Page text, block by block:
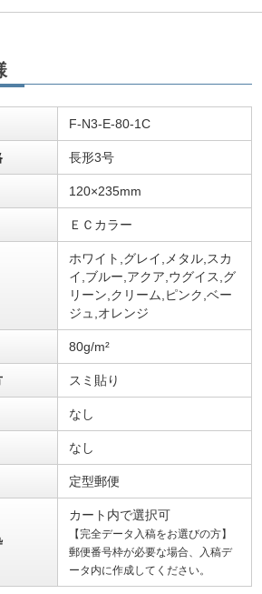
F-N3-E-80-1C
長形3号
120×235mm
ＥＣカラー
ホワイト,グレイ,メタル,スカ
イ,ブルー,アクア,ウグイス,グ
リーン,クリーム,ピンク,ベー
ジュ,オレンジ
80g/m²
スミ貼り
なし
なし
定型郵便
カート内で選択可
【完全データ入稿をお選びの方】
郵便番号枠が必要な場合、入稿デ
ータ内に作成してください。